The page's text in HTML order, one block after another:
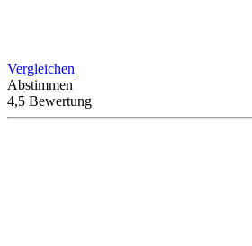
Vergleichen
Abstimmen
4,5 Bewertung